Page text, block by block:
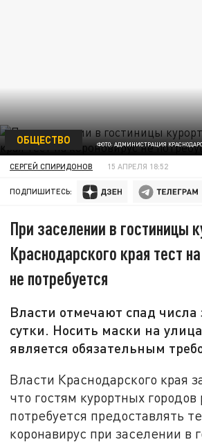
ФОТО: АДМИНИСТРАЦИЯ
ОБЩЕСТВО
СЕРГЕЙ СПИРИДОНОВ 15 АПРЕЛЯ 18:52
ПОДПИШИТЕСЬ:
При заселении в гостиницы
Краснодарского края тест
не потребуется
Власти отмечают спад числа
сутки. Носить маски на
является обязательным
Власти Краснодарского края
что гостям курортных городов
потребуется предоставлять
коронавирус при заселении в